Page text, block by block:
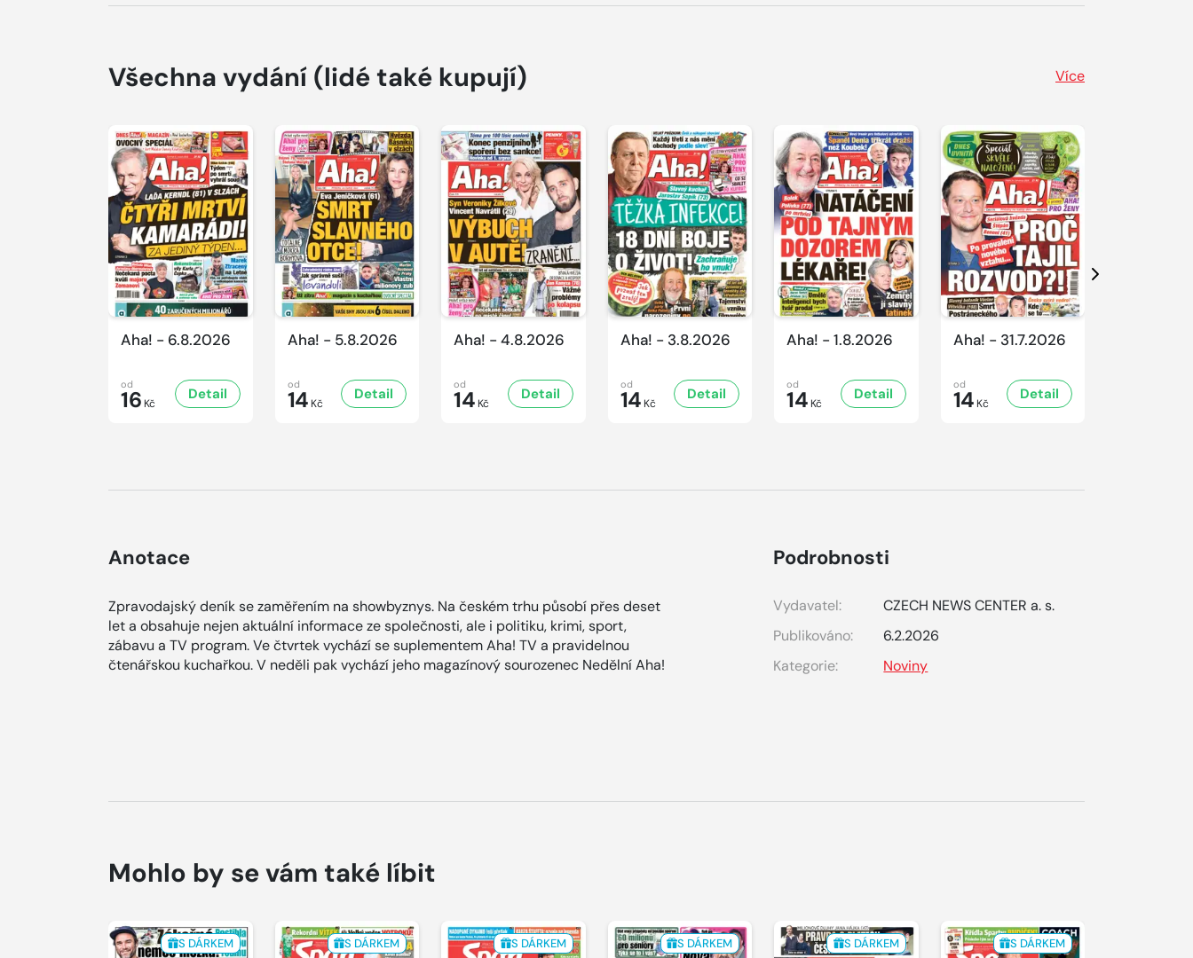
Všechna vydání (lidé také kupují) Více
Aha! - 6.8.2026
od
16 Kč
Detail
Aha! - 5.8.2026
od
14 Kč
Detail
Aha! - 4.8.2026
od
14 Kč
Detail
Aha! - 3.8.2026
od
14 Kč
Detail
Aha! - 1.8.2026
od
14 Kč
Detail
Aha! - 31.7.2026
od
14 Kč
Detail
Další
Anotace
Zpravodajský deník se zaměřením na showbyznys. Na českém trhu působí přes deset
let a obsahuje nejen aktuální informace ze společnosti, ale i politiku, krimi, sport,
zábavu a TV program. Ve čtvrtek vychází se suplementem Aha! TV a pravidelnou
čtenářskou kuchařkou. V neděli pak vychází jeho magazínový sourozenec Nedělní Aha!
Podrobnosti
Vydavatel:
CZECH NEWS CENTER a. s.
Publikováno:
6.2.2026
Kategorie:
Noviny
Mohlo by se vám také líbit
S DÁRKEM S DÁRKEM S DÁRKEM S DÁRKEM S DÁRKEM S DÁRKEM